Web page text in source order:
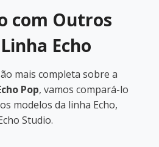
com Outros
Echo
mais completa sobre a
Pop, vamos compará-lo
modelos da linha Echo,
Studio.